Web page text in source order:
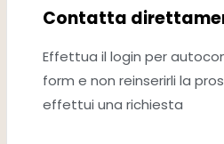
Contatta
Effettua il login per
form e non reinserirli la
effettui una richiesta